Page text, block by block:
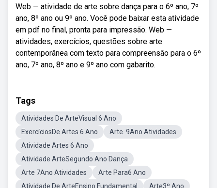
Web — atividade de arte sobre dança para o 6º ano, 7º
ano, 8º ano ou 9º ano. Você pode baixar esta atividade
em pdf no final, pronta para impressão. Web —
atividades, exercícios, questões sobre arte
contemporânea com texto para compreensão para o 6º
ano, 7º ano, 8º ano e 9º ano com gabarito.
Tags
Atividades De ArteVisual 6 Ano
ExercíciosDe Artes 6 Ano
Arte. 9Ano Atividades
Atividade Artes 6 Ano
Atividade ArteSegundo Ano Dança
Arte 7Ano Atividades
Arte Para6 Ano
Atividade De ArteEnsino Fundamental
Arte3º Ano